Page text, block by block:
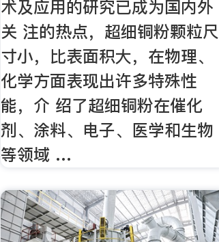
术及应用的研究已成为国内外
关 注的热点，超细铜粉颗粒尺
寸小，比表面积大，在物理、
化学方面表现出许多特殊性
能，介 绍了超细铜粉在催化
剂、涂料、电子、医学和生物
等领域 …